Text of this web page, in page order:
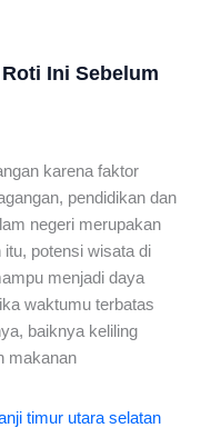
Ini Sebelum
karena faktor
pendidikan dan
negeri merupakan
potensi wisata di
menjadi daya
waktumu terbatas
baiknya keliling
makanan